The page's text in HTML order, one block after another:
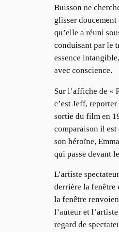
Buisson ne
glisser
qu’elle a réuni
conduisant par le
essence
avec conscience.
Sur l’affiche de «
c’est Jeff,
sortie du film en
comparaison il est
son héroïne,
qui passe devant
L’artiste
derrière la fenêtre
la fenêtre
l’auteur et
regard de